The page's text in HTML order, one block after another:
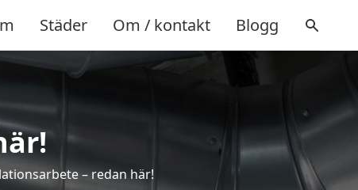
Städer Om / kontakt Blogg
– redan här!